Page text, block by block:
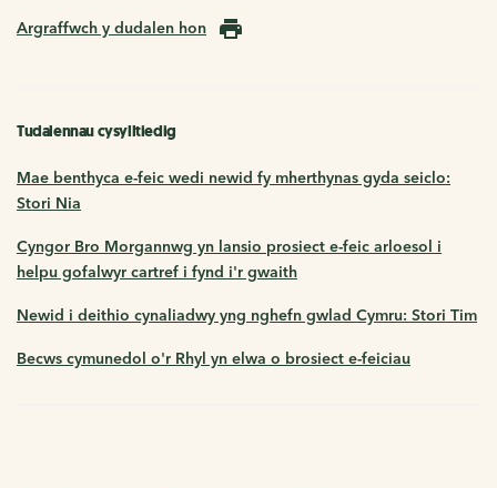
Argraffwch y dudalen hon
Tudalennau cysylltiedig
Mae benthyca e-feic wedi newid fy mherthynas gyda seiclo:
Stori Nia
Cyngor Bro Morgannwg yn lansio prosiect e-feic arloesol i
helpu gofalwyr cartref i fynd i'r gwaith
Newid i deithio cynaliadwy yng nghefn gwlad Cymru: Stori Tim
Becws cymunedol o'r Rhyl yn elwa o brosiect e-feiciau